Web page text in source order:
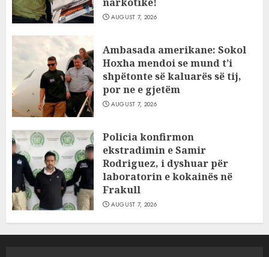
AUGUST 7, 2026
Ambasada amerikane: Sokol
Hoxha mendoi se mund t’i
shpëtonte së kaluarës së tij,
por ne e gjetëm
AUGUST 7, 2026
Policia konfirmon
ekstradimin e Samir
Rodriguez, i dyshuar për
laboratorin e kokainës në
Frakull
AUGUST 7, 2026